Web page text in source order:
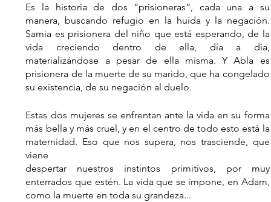
Es la historia de dos “prisioneras”, cada una a su
manera, buscando refugio en la huida y la negación.
Samia es prisionera del niño que está esperando, de la
vida creciendo dentro de ella, día a día,
materializándose a pesar de ella misma. Y Abla es
prisionera de la muerte de su marido, que ha congelado
su existencia, de su negación al duelo.
Estas dos mujeres se enfrentan ante la vida en su forma
más bella y más cruel, y en el centro de todo esto está la
maternidad. Eso que nos supera, nos trasciende, que
viene
despertar nuestros instintos primitivos, por muy
enterrados que estén. La vida que se impone, en Adam,
como la muerte en toda su grandeza...